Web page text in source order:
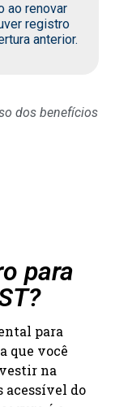
ao renovar
registro
anterior.
dos benefícios
para
para
que você
na
acessível do